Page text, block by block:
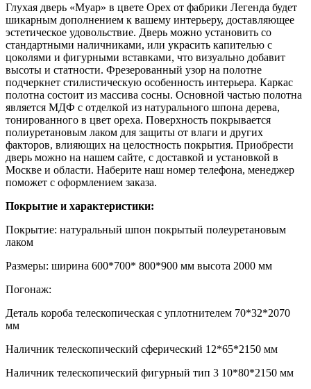
Глухая дверь «Муар» в цвете Орех от фабрики Легенда будет
шикарным дополнением к вашему интерьеру, доставляющее
эстетическое удовольствие. Дверь можно установить со
стандартными наличниками, или украсить капителью с
цоколями и фигурными вставками, что визуально добавит
высоты и статности. Фрезерованный узор на полотне
подчеркнет стилистическую особенность интерьера. Каркас
полотна состоит из массива сосны. Основной частью полотна
является МДФ с отделкой из натурального шпона дерева,
тонированного в цвет ореха. Поверхность покрывается
полиуретановым лаком для защиты от влаги и других
факторов, влияющих на целостность покрытия. Приобрести
дверь можно на нашем сайте, с доставкой и установкой в
Москве и области. Наберите наш номер телефона, менеджер
поможет с оформлением заказа.
Покрытие и характеристики:
Покрытие: натуральный шпон покрытый полеуретановым
лаком
Размеры: ширина 600*700* 800*900 мм высота 2000 мм
Погонаж:
Деталь короба телескопическая с уплотнителем 70*32*2070
мм
Наличник телескопический сферический 12*65*2150 мм
Наличник телескопический фигурный тип 3 10*80*2150 мм